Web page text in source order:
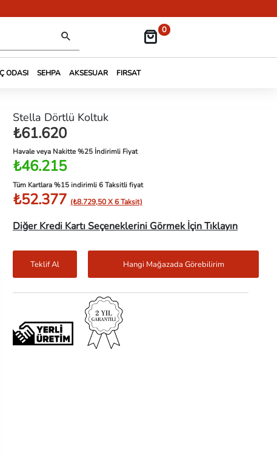
0
ODASI SEHPA AKSESUAR FIRSAT
Stella Dörtlü Koltuk
₺61.620
Havale veya Nakitte %25 İndirimli Fiyat
₺46.215
Tüm Kartlara %15 indirimli 6 Taksitli fiyat
₺52.377 (₺8.729,50 X 6 Taksit)
Diğer Kredi Kartı Seçeneklerini Görmek İçin Tıklayın
Teklif Al Hangi Mağazada Görebilirim